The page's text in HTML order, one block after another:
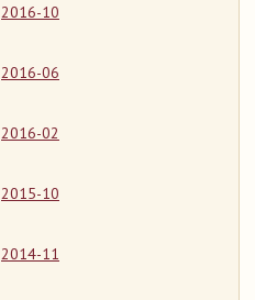
2016-10
2016-06
2016-02
2015-10
2014-11